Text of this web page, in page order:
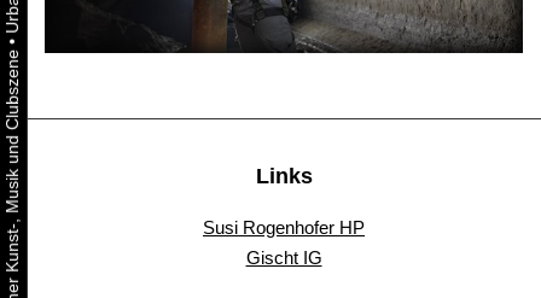
•
Links
Susi Rogenhofer HP
Gischt IG